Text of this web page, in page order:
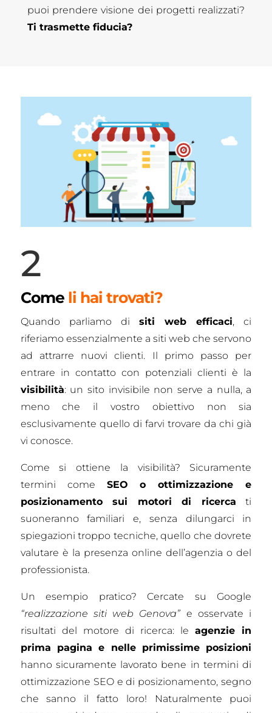
puoi prendere visione dei progetti realizzati?
Ti trasmette fiducia?
2
Come li hai trovati?
Quando parliamo di siti web efficaci, ci
riferiamo essenzialmente a siti web che servono
ad attrarre nuovi clienti. Il primo passo per
entrare in contatto con potenziali clienti è la
visibilità: un sito invisibile non serve a nulla, a
meno che il vostro obiettivo non sia
esclusivamente quello di farvi trovare da chi già
vi conosce.
Come si ottiene la visibilità? Sicuramente
termini come SEO o ottimizzazione e
posizionamento sui motori di ricerca ti
suoneranno familiari e, senza dilungarci in
spiegazioni troppo tecniche, quello che dovrete
valutare è la presenza online dell’agenzia o del
professionista.
Un esempio pratico? Cercate su Google
“realizzazione siti web Genova” e osservate i
risultati del motore di ricerca: leagenzie in
prima pagina e nelle primissime posizioni
hanno sicuramente lavorato bene in termini di
ottimizzazione SEO e di posizionamento, segno
che sanno il fatto loro!
Naturalmente puoi